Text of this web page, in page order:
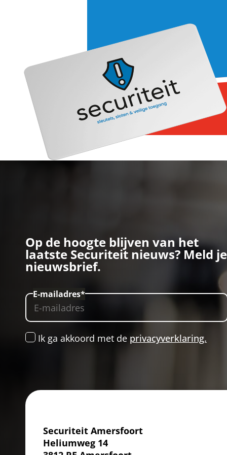
Op de hoogte blijven van het
laatste Securiteit nieuws? Meld
nieuwsbrief.
E-mailadres*
Ik ga akkoord met de privacyverklaring.
Securiteit Amersfoort
Heliumweg 14